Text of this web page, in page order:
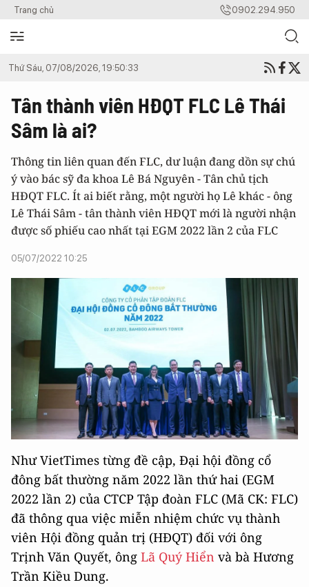
Trang chủ 0902.294.950
Thứ Sáu, 07/08/2026, 19:50:33
Tân thành viên HĐQT FLC Lê Thái
Sâm là ai?
Thông tin liên quan đến FLC, dư luận đang dồn sự chú
ý vào bác sỹ đa khoa Lê Bá Nguyên - Tân chủ tịch
HĐQT FLC. Ít ai biết rằng, một người họ Lê khác - ông
Lê Thái Sâm - tân thành viên HĐQT mới là người nhận
được số phiếu cao nhất tại EGM 2022 lần 2 của FLC
05/07/2022 10:25
Như VietTimes từng đề cập, Đại hội đồng cổ
đông bất thường năm 2022 lần thứ hai (EGM
2022 lần 2) của CTCP Tập đoàn FLC (Mã CK: FLC)
đã thông qua việc miễn nhiệm chức vụ thành
viên Hội đồng quản trị (HĐQT) đối với ông
Trịnh Văn Quyết, ông Lã Quý Hiển và bà Hương
Trần Kiều Dung.